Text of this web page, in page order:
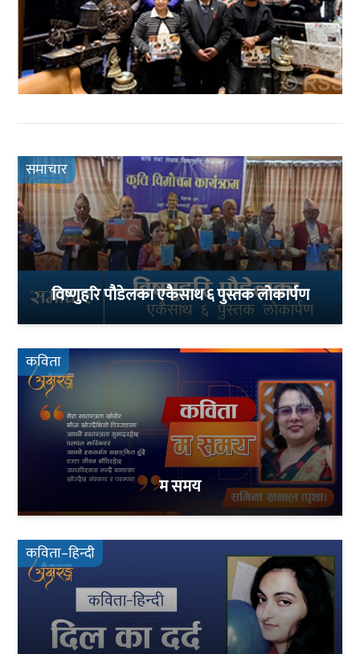
समाचार
विष्णुहरि पौडेलका एकैसाथ ६ पुस्तक लोकार्पण
कविता
म समय
कविता–हिन्दी